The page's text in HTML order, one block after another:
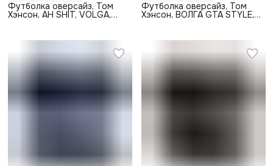
Футболка оверсайз, Том
Хэнсон, AH SHIT, VOLGA,
Футболка оверсайз, Том
Хэнсон, ВОЛГА GTA STYLE,